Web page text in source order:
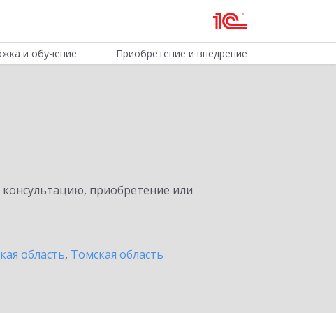
и обучение Приобретение и внедрение
приобретение или
область, Томская область